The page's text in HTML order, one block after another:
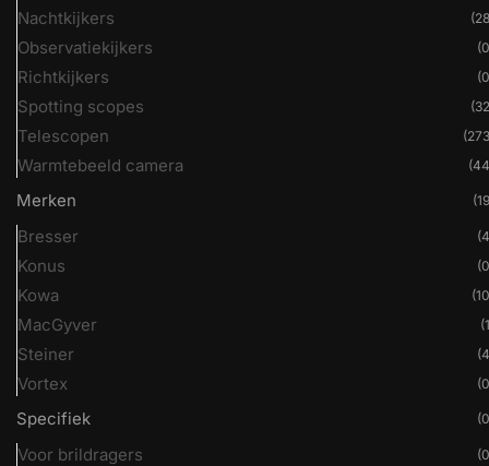
Nachtkijkers
Observatiekijkers
Richtkijkers
Spotting scopes
Telescopen
Warmtebeeld camera
Merken
Bresser
Konus
Kowa
MacGyver
Steiner
Vortex
Specifiek
Voor brildragers